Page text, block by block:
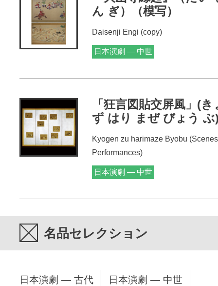
ん ぎ）（模写）
Daisenji Engi (copy)
日本演劇 — 中世
「狂言図貼交屏風」(
ず はり まぜ びょう ぶ
Kyogen zu harimaze Byobu
Performances)
日本演劇 — 中世
名品セレクション
日本演劇 — 古代 日本演劇 — 中世